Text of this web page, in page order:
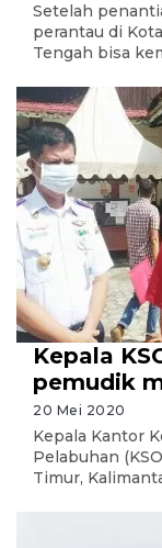
Setelah
perantau di
Tengah bisa
Kepala
pemudik
20 Mei 2020
Kepala Kantor
Pelabuhan
Timur,